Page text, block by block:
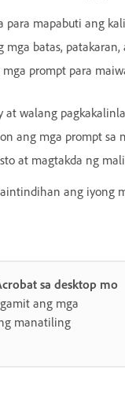
mapabuti ang
mga batas,
prompt para
at walang
ang mga prompt sa
at magtakda ng
ang iyong
sa desktop mo
ang mga
manatiling